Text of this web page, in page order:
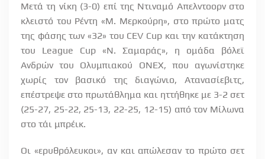
Μετά τη νίκη (3-0) επί της Ντιναμό Απελντοορν στο
κλειστό του Ρέντη «Μ. Μερκούρη», στο πρώτο ματς
της φάσης των «32» του CEV Cup και την κατάκτηση
του League Cup «Ν. Σαμαράς», η ομάδα βόλεϊ
Ανδρών του Ολυμπιακού ΟΝΕΧ, που αγωνίστηκε
χωρίς τον βασικό της διαγώνιο, Ατανασίεβιτς,
επέστρεψε στο πρωτάθλημα και ηττήθηκε με 3-2 σετ
(25-27, 25-22, 25-13, 22-25, 12-15) από τον Μίλωνα
στο τάι μπρέικ.
Οι «ερυθρόλευκοι», αν και απώλεσαν το πρώτο σετ